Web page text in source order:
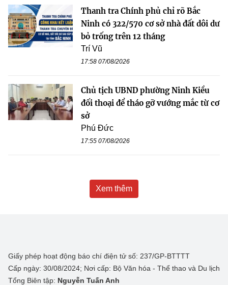
Thanh tra Chính phủ chỉ rõ Bắc
Ninh có 322/570 cơ sở nhà đất dôi dư
bỏ trống trên 12 tháng
Trí Vũ
17:58 07/08/2026
Chủ tịch UBND phường Ninh Kiều
đối thoại để tháo gỡ vướng mắc từ cơ
sở
Phú Đức
17:55 07/08/2026
Xem thêm
Giấy phép hoạt động báo chí điện tử số: 237/GP-BTTTT
Cấp ngày: 30/08/2024; Nơi cấp: Bộ Văn hóa - Thể thao và Du lịch
Tổng Biên tập: Nguyễn Tuấn Anh